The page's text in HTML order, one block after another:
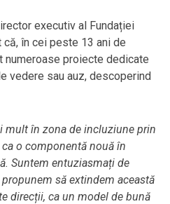
executiv al Fundației
că, în cei peste 13 ani de
numeroase proiecte dedicate
vedere sau auz, descoperind
mult în zona de incluziune prin
o componentă nouă în
Suntem entuziasmați de
să extindem această
direcții, ca un model de bună